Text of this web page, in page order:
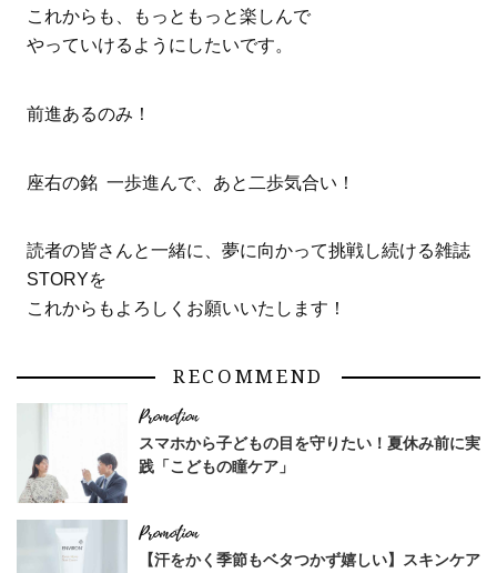
これからも、もっともっと楽しんで
やっていけるようにしたいです。
前進あるのみ！
座右の銘 一歩進んで、あと二歩気合い！
読者の皆さんと一緒に、夢に向かって挑戦し続ける雑誌
STORYを
これからもよろしくお願いいたします！
RECOMMEND
スマホから子どもの目を守りたい！夏休み前に実
践「こどもの瞳ケア」
【汗をかく季節もベタつかず嬉しい】スキンケア